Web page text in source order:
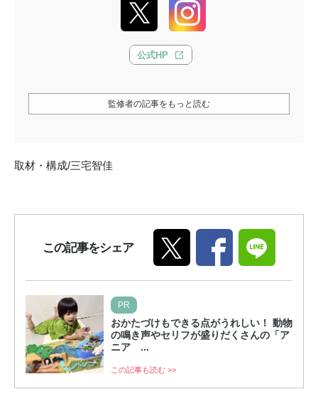
公式HP
監修者の記事をもっと読む
取材・構成/三宅智佳
この記事をシェア
PR
おかたづけもできる点がうれしい！ 動物
の鳴き声やセリフが盛りだくさんの「ア
ニア ...
この記事も読む >>